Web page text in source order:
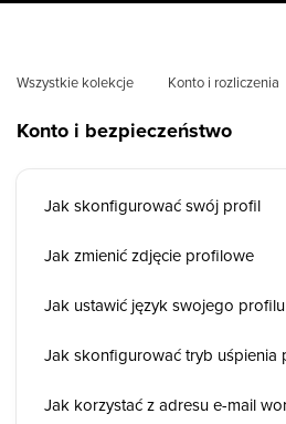
Wszystkie kolekcje Konto i rozliczenia
Konto i bezpieczeństwo
Jak skonfigurować swój profil
Jak zmienić zdjęcie profilowe
Jak ustawić język swojego profilu
Jak skonfigurować tryb uśpienia
Jak korzystać z adresu e-mail